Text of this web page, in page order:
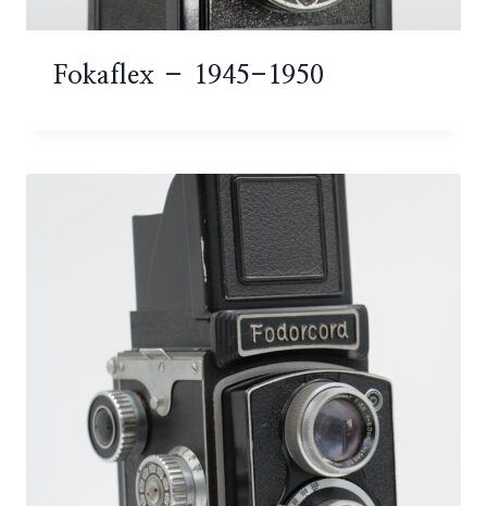
Fokaflex – 1945-1950